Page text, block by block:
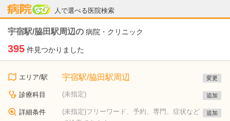
人で選べる医院検索
病院なび
宇宿駅/脇田駅周辺の 病院・クリニック
395 件見つかりました
エリア/駅 宇宿駅/脇田駅周辺 変更
診療科目 (未指定) 追加
詳細条件
(未指定)フリーワード、予約、専門、症状など
追加